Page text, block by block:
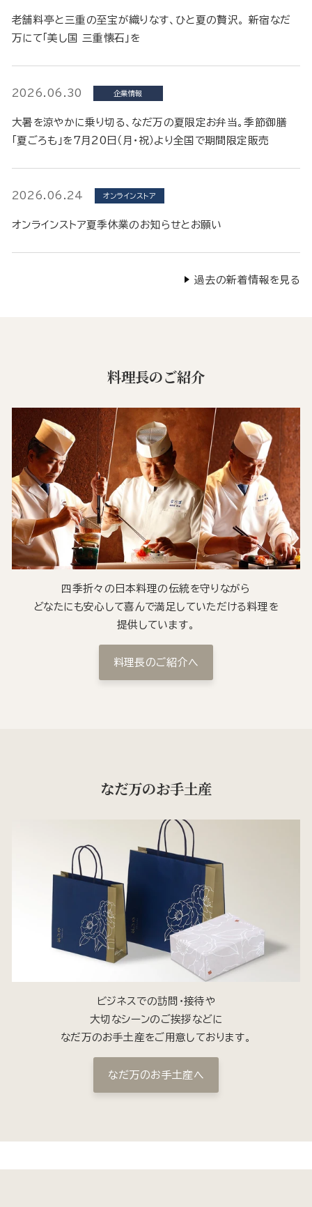
老舗料亭と三重の至宝が織りなす、ひと夏の贅沢。 新宿なだ
万にて「美し国 三重懐石」を
2026.06.30 企業情報
大暑を涼やかに乗り切る、なだ万の夏限定お弁当。季節御膳
「夏ごろも」を7月20日（月・祝）より全国で期間限定販売
2026.06.24 オンラインストア
オンラインストア夏季休業のお知らせとお願い
過去の新着情報を見る
料理長のご紹介
四季折々の日本料理の伝統を守りながら
どなたにも安心して喜んで満足していただける料理を
提供しています。
料理長のご紹介へ
なだ万のお手土産
ビジネスでの訪問・接待や
大切なシーンのご挨拶などに
なだ万のお手土産をご用意しております。
なだ万のお手土産へ